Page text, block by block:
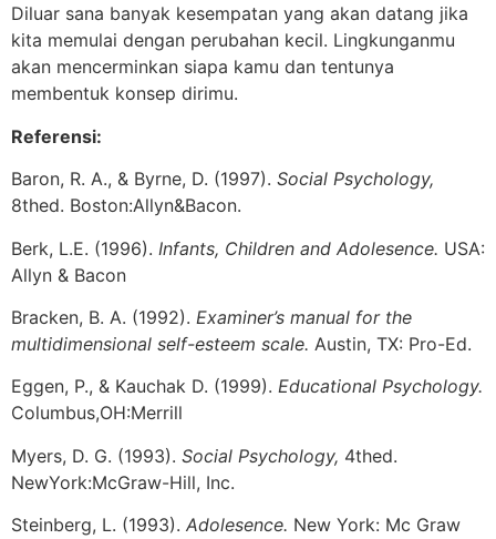
Diluar sana banyak kesempatan yang akan datang jika
kita memulai dengan perubahan kecil. Lingkunganmu
akan mencerminkan siapa kamu dan tentunya
membentuk konsep dirimu.
Referensi:
Baron, R. A., & Byrne, D. (1997). Social Psychology,
8thed. Boston:Allyn&Bacon.
Berk, L.E. (1996). Infants, Children and Adolesence. USA:
Allyn & Bacon
Bracken, B. A. (1992). Examiner’s manual for the
multidimensional self-esteem scale. Austin, TX: Pro-Ed.
Eggen, P., & Kauchak D. (1999). Educational Psychology.
Columbus,OH:Merrill
Myers, D. G. (1993). Social Psychology, 4thed.
NewYork:McGraw-Hill, Inc.
Steinberg, L. (1993). Adolesence. New York: Mc Graw